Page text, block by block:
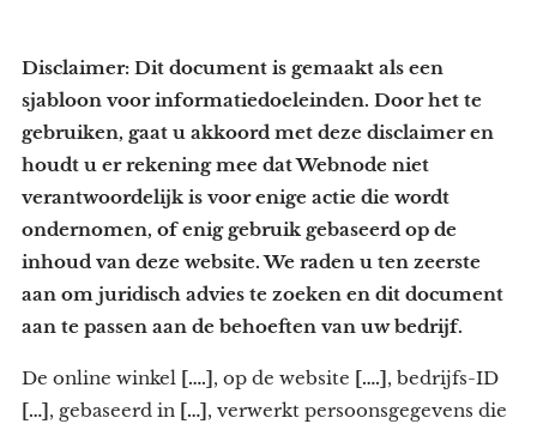
Disclaimer: Dit document is gemaakt als een
sjabloon voor informatiedoeleinden. Door het te
gebruiken, gaat u akkoord met deze disclaimer en
houdt u er rekening mee dat Webnode niet
verantwoordelijk is voor enige actie die wordt
ondernomen, of enig gebruik gebaseerd op de
inhoud van deze website. We raden u ten zeerste
aan om juridisch advies te zoeken en dit document
aan te passen aan de behoeften van uw bedrijf.
De online winkel [….], op de website [….], bedrijfs-ID
[…], gebaseerd in […], verwerkt persoonsgegevens die